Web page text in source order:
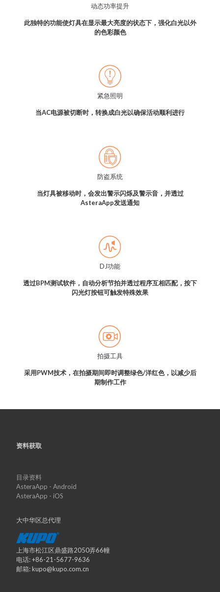
动态功率提升
此独特的功能使灯具在显示最大亮度的状态下，强化白光以外
的色彩颜色
紧急照明
当AC电源被切断时，转换成白光以确保活动顺利进行
防盗系统
当灯具被移动时，会发出警示闪烁及警示音，并透过
AsteraApp发送通知
DJ功能
透过BPM测试软件，自动分析节拍并透过程序互相匹配，按下
闪光灯按钮可触发特殊效果
拍摄工具
采用PWM技术，在拍摄期间即时调整绿色/洋红色，以减少后
期制作工作
资料获取
目录资料
AsteraApp - Android
AsteraApp - iOS
大中华区总代理
上海市松江区鼎盛路2050弄66幢
电话: +86-21-5677-9636
邮箱: kupo@kupo.com.cn